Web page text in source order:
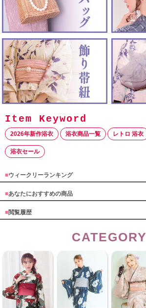
2026年新作浴衣 浴衣商品一覧 レトロ 浴衣
浴衣セール
■ウィークリーランキング
■あなたにおすすめの商品
■閲覧履歴
CATEGORY